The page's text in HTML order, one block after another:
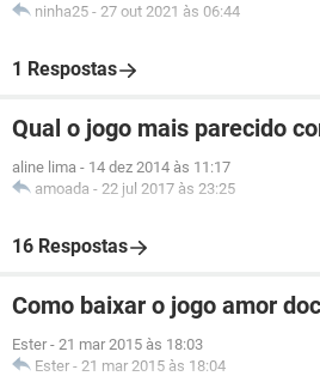
ninha25 - 27 out 2021 às 06:44
1 Respostas
Qual o jogo mais parecido
aline lima - 14 dez 2014 às 11:17
amoada - 22 jul 2017 às 23:25
16 Respostas
Como baixar o jogo amor
Ester - 21 mar 2015 às 18:03
Ester - 21 mar 2015 às 18:04